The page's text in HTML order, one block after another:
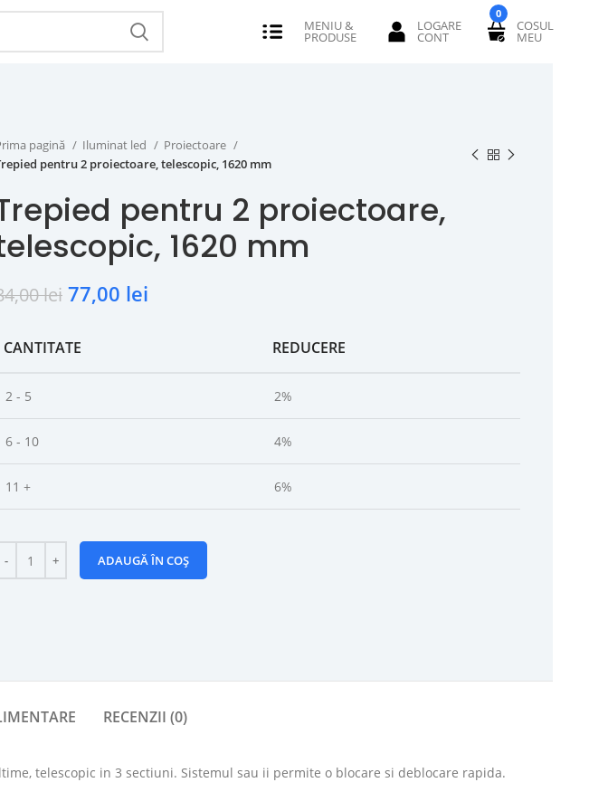
0
pagină Iluminat led
Proiectoare
pentru 2 proiectoare, telescopic, 1620 mm
pentru 2 proiectoare,
1620 mm
lei 77,00 lei
CANTITATE REDUCERE
2 - 5 2%
6 - 10 4%
11 + 6%
ADAUGĂ ÎN COȘ
RECENZII (0)
telescopic in 3 sectiuni. Sistemul sau ii permite o blocare si deblocare rapida.